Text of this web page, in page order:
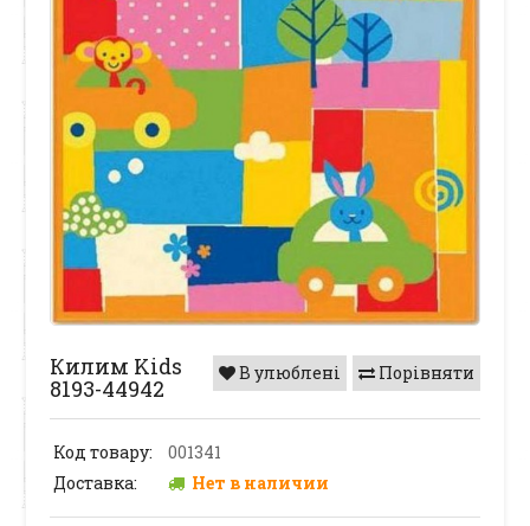
Порівняти
В улюблені
Килим Kids
8193-44942
Код товару:
001341
Доставка:
Нет в наличии